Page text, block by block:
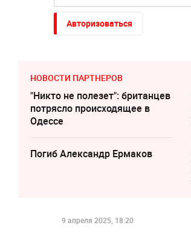
Авторизоваться
НОВОСТИ ПАРТНЕРОВ
"Никто не полезет": британцев
потрясло происходящее в
Одессе
Погиб Александр Ермаков
9 апреля 2025, 18:20